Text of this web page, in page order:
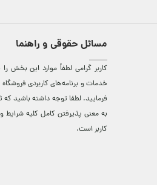
مسائل حقوقی و راهنما
کاربر گرامی لطفاً موارد این بخش
خدمات و برنامه‌‏های کاربردی
فرمایید. لطفا توجه داشته باشید
به معنی پذیرفتن کامل کلیه شرایط
کاربر است.